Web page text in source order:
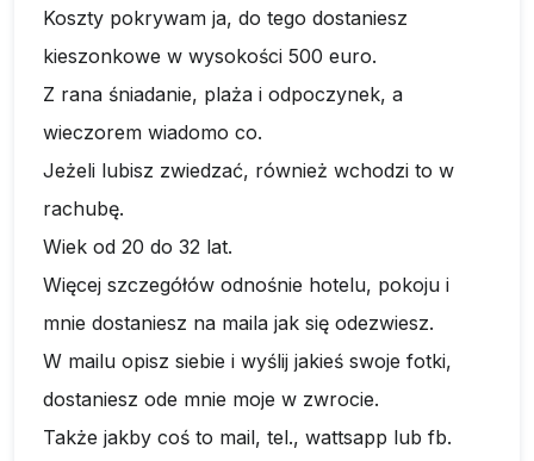
Koszty pokrywam ja, do tego dostaniesz
kieszonkowe w wysokości 500 euro.
Z rana śniadanie, plaża i odpoczynek, a
wieczorem wiadomo co.
Jeżeli lubisz zwiedzać, również wchodzi to w
rachubę.
Wiek od 20 do 32 lat.
Więcej szczegółów odnośnie hotelu, pokoju i
mnie dostaniesz na maila jak się odezwiesz.
W mailu opisz siebie i wyślij jakieś swoje fotki,
dostaniesz ode mnie moje w zwrocie.
Także jakby coś to mail, tel., wattsapp lub fb.